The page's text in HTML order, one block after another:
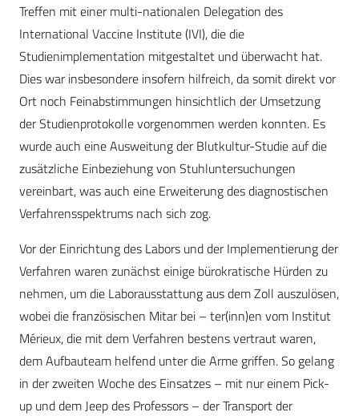
Treffen mit einer multi-nationalen Delegation des
International Vaccine Institute (IVI), die die
Studienimplementation mitgestaltet und überwacht hat.
Dies war insbesondere insofern hilfreich, da somit direkt vor
Ort noch Feinabstimmungen hinsichtlich der Umsetzung
der Studienprotokolle vorgenommen werden konnten. Es
wurde auch eine Ausweitung der Blutkultur-Studie auf die
zusätzliche Einbeziehung von Stuhluntersuchungen
vereinbart, was auch eine Erweiterung des diagnostischen
Verfahrensspektrums nach sich zog.
Vor der Einrichtung des Labors und der Implementierung der
Verfahren waren zunächst einige bürokratische Hürden zu
nehmen, um die Laborausstattung aus dem Zoll auszulösen,
wobei die französischen Mitar bei – ter(inn)en vom Institut
Mérieux, die mit dem Verfahren bestens vertraut waren,
dem Aufbauteam helfend unter die Arme griffen. So gelang
in der zweiten Woche des Einsatzes – mit nur einem Pick-
up und dem Jeep des Professors – der Transport der